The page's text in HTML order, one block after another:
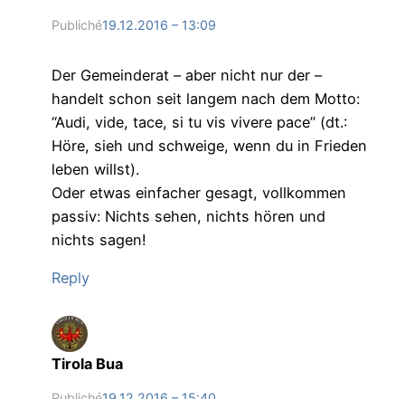
Publiché19.12.2016 – 13:09
Der Gemeinderat – aber nicht nur der –
handelt schon seit langem nach dem Motto:
“Audi, vide, tace, si tu vis vivere pace” (dt.:
Höre, sieh und schweige, wenn du in Frieden
leben willst).
Oder etwas einfacher gesagt, vollkommen
passiv: Nichts sehen, nichts hören und
nichts sagen!
Reply
Tirola Bua